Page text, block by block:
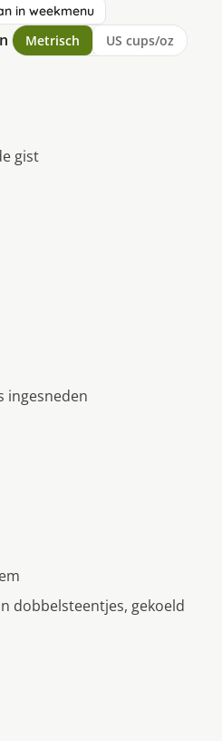
in weekmenu
Metrisch US cups/oz
gist
ingesneden
dobbelsteentjes, gekoeld